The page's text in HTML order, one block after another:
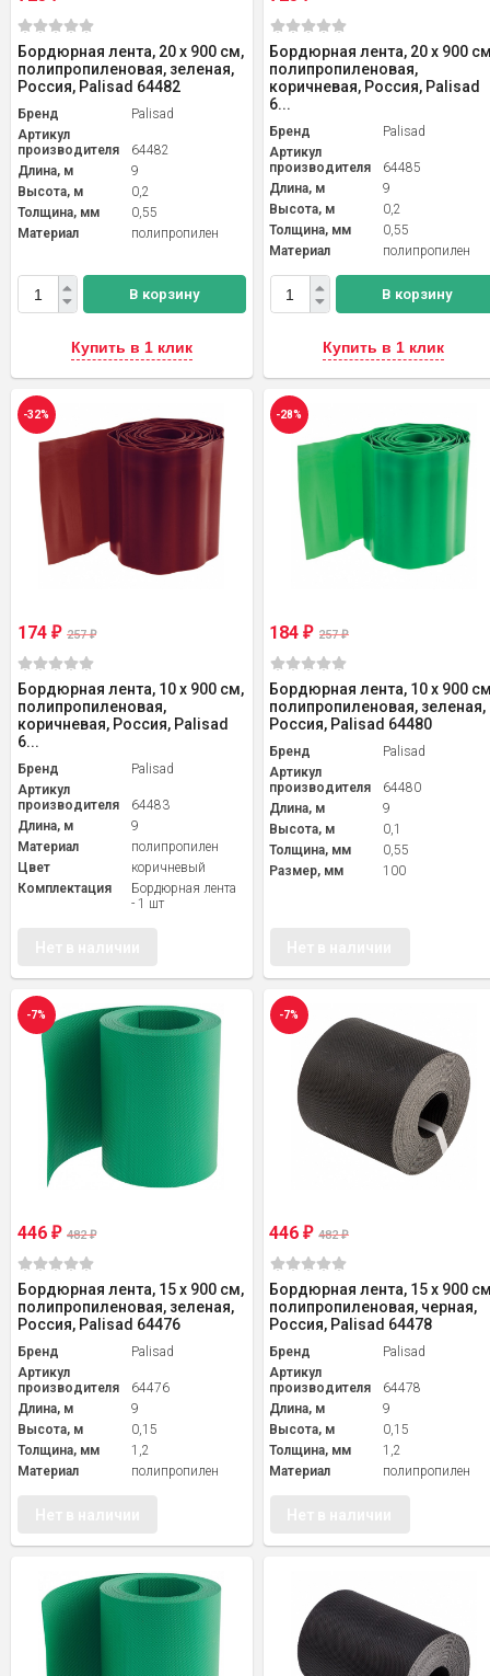
Бордюрная лента, 20 х 900 см,
полипропиленовая, зеленая,
Россия, Palisad 64482
Бренд
Palisad
Артикул
производителя
64482
Длина, м
9
Высота, м
0,2
Толщина, мм
0,55
Материал
полипропилен
В корзину
Купить в 1 клик
Бордюрная лента, 20 х 900
полипропиленовая,
коричневая, Россия, Palisad
6...
Бренд
Palisad
Артикул
производителя
64485
Длина, м
9
Высота, м
0,2
Толщина, мм
0,55
Материал
полипропилен
В корзину
Купить в 1 клик
-32%
174 ₽ 257₽
Бордюрная лента, 10 х 900 см,
полипропиленовая,
коричневая, Россия, Palisad
6...
Бренд
Palisad
Артикул
производителя
64483
Длина, м
9
Материал
полипропилен
Цвет
коричневый
Комплектация
Бордюрная лента
- 1 шт
-28%
184₽ 257₽
Бордюрная лента, 10 х 900
полипропиленовая, зеленая,
Россия, Palisad 64480
Бренд
Palisad
Артикул
производителя
64480
Длина, м
9
Высота, м
0,1
Толщина, мм
0,55
Размер, мм
100
-7%
446 ₽ 482₽
Бордюрная лента, 15 х 900 см,
полипропиленовая, зеленая,
Россия, Palisad 64476
Бренд
Palisad
Артикул
производителя
64476
Длина, м
9
Высота, м
0,15
Толщина, мм
1,2
Материал
полипропилен
-7%
446₽ 482₽
Бордюрная лента, 15 х 900
полипропиленовая, черная,
Россия, Palisad 64478
Бренд
Palisad
Артикул
производителя
64478
Длина, м
9
Высота, м
0,15
Толщина, мм
1,2
Материал
полипропилен